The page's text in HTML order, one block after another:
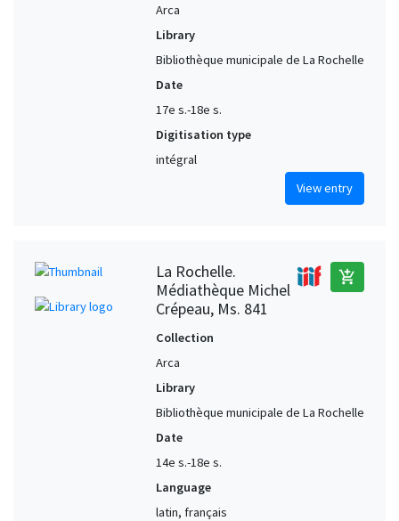
Arca
Library
Bibliothèque municipale de La Rochelle
Date
17e s.-18e s.
Digitisation type
intégral
View entry
La Rochelle.
Médiathèque Michel
Crépeau, Ms. 841
add_shopping_cart
Collection
Arca
Library
Bibliothèque municipale de La Rochelle
Date
14e s.-18e s.
Language
latin, français